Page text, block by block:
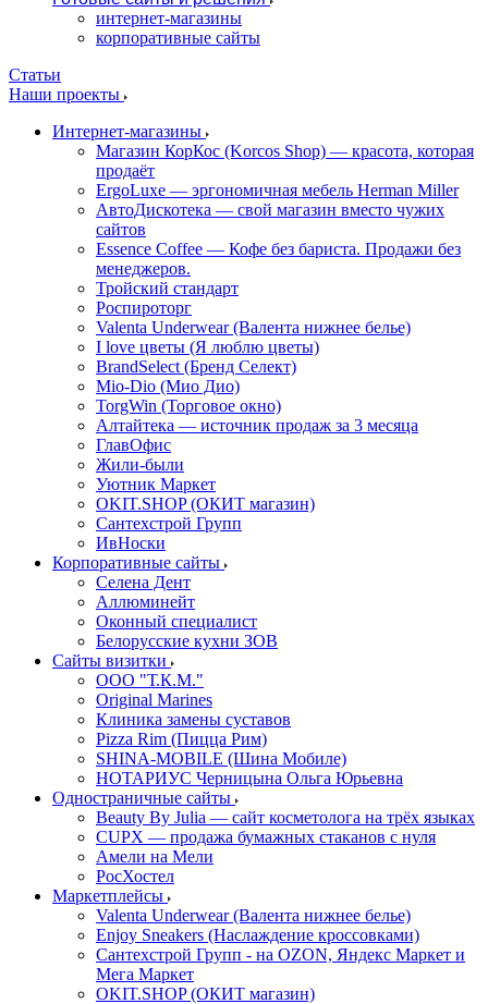
интернет-магазины
корпоративные сайты
Статьи
Наши проекты
Интернет-магазины
Магазин КорКос (Korcos Shop) — красота, которая
продаёт
ErgoLuxe — эргономичная мебель Herman Miller
АвтоДискотека — свой магазин вместо чужих
сайтов
Essence Coffee — Кофе без бариста. Продажи без
менеджеров.
Тройский стандарт
Роспироторг
Valenta Underwear (Валента нижнее белье)
I love цветы (Я люблю цветы)
BrandSelect (Бренд Селект)
Mio-Dio (Мио Дио)
TorgWin (Торговое окно)
Алтайтека — источник продаж за 3 месяца
ГлавОфис
Жили-были
Уютник Маркет
OKIT.SHOP (ОКИТ магазин)
Сантехстрой Групп
ИвНоски
Корпоративные сайты
Селена Дент
Аллюминейт
Оконный специалист
Белорусские кухни ЗОВ
Сайты визитки
ООО "Т.К.М."
Original Marines
Клиника замены суставов
Pizza Rim (Пицца Рим)
SHINA-MOBILE (Шина Мобиле)
НОТАРИУС Черницына Ольга Юрьевна
Одностраничные сайты
Beauty By Julia — сайт косметолога на трёх языках
CUPX — продажа бумажных стаканов с нуля
Амели на Мели
РосХостел
Маркетплейсы
Valenta Underwear (Валента нижнее белье)
Enjoy Sneakers (Наслаждение кроссовками)
Сантехcтрой Групп - на OZON, Яндекс Маркет и
Мега Маркет
OKIT.SHOP (ОКИТ магазин)